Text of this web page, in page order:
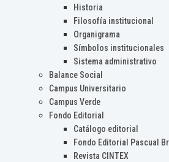
Historia
Filosofía institucional
Organigrama
Símbolos institucionales
Sistema administrativo
Balance Social
Campus Universitario
Campus Verde
Fondo Editorial
Catálogo editorial
Fondo Editorial Pascual
Revista CINTEX